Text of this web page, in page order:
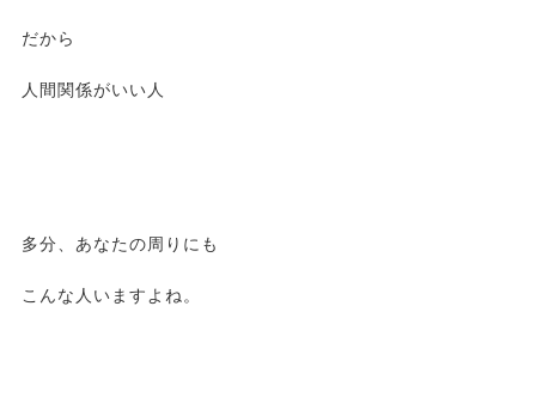
だから
人間関係がいい人
多分、あなたの周りにも
こんな人いますよね。